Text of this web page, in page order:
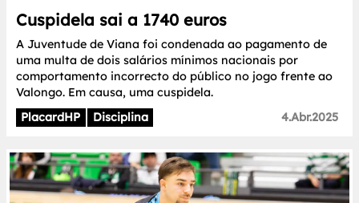
Cuspidela sai a 1740 euros
A Juventude de Viana foi condenada ao pagamento de
uma multa de dois salários mínimos nacionais por
comportamento incorrecto do público no jogo frente ao
Valongo. Em causa, uma cuspidela.
PlacardHP
Disciplina 4.Abr.2025